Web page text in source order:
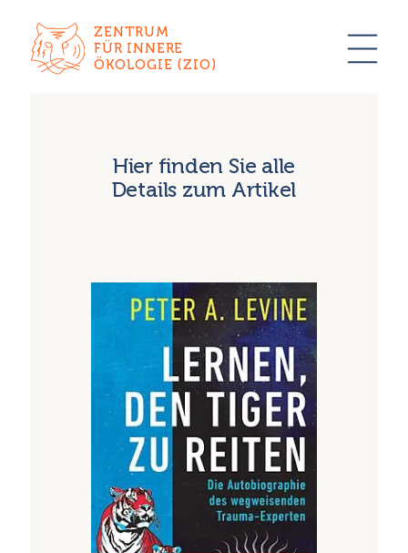
ZENTRUM
FÜR INNERE
ÖKOLOGIE (ZIO)
Hier finden Sie alle
Details zum Artikel